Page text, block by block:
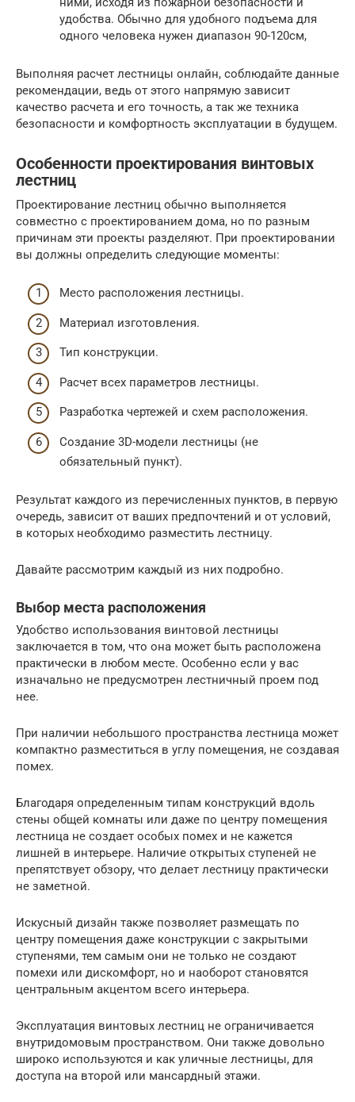
удобства. Обычно для удобного подъема для
одного человека нужен диапазон 90-120см,
Выполняя расчет лестницы онлайн, соблюдайте данные
рекомендации, ведь от этого напрямую зависит
качество расчета и его точность, а так же техника
безопасности и комфортность эксплуатации в будущем.
Особенности проектирования винтовых
лестниц
Проектирование лестниц обычно выполняется
совместно с проектированием дома, но по разным
причинам эти проекты разделяют. При проектировании
вы должны определить следующие моменты:
Место расположения лестницы.
Материал изготовления.
Тип конструкции.
Расчет всех параметров лестницы.
Разработка чертежей и схем расположения.
Создание 3D-модели лестницы (не
обязательный пункт).
Результат каждого из перечисленных пунктов, в первую
очередь, зависит от ваших предпочтений и от условий,
в которых необходимо разместить лестницу.
Давайте рассмотрим каждый из них подробно.
Выбор места расположения
Удобство использования винтовой лестницы
заключается в том, что она может быть расположена
практически в любом месте. Особенно если у вас
изначально не предусмотрен лестничный проем под
нее.
При наличии небольшого пространства лестница может
компактно разместиться в углу помещения, не создавая
помех.
Благодаря определенным типам конструкций вдоль
стены общей комнаты или даже по центру помещения
лестница не создает особых помех и не кажется
лишней в интерьере. Наличие открытых ступеней не
препятствует обзору, что делает лестницу практически
не заметной.
Искусный дизайн также позволяет размещать по
центру помещения даже конструкции с закрытыми
ступенями, тем самым они не только не создают
помехи или дискомфорт, но и наоборот становятся
центральным акцентом всего интерьера.
Эксплуатация винтовых лестниц не ограничивается
внутридомовым пространством. Они также довольно
широко используются и как уличные лестницы, для
доступа на второй или мансардный этажи.